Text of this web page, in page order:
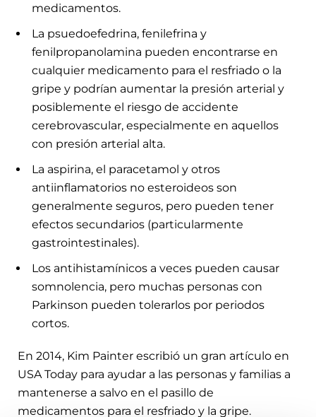
medicamentos.
La psuedoefedrina, fenilefrina y
fenilpropanolamina pueden encontrarse en
cualquier medicamento para el resfriado o la
gripe y podrían aumentar la presión arterial y
posiblemente el riesgo de accidente
cerebrovascular, especialmente en aquellos
con presión arterial alta.
La aspirina, el paracetamol y otros
antiinflamatorios no esteroideos son
generalmente seguros, pero pueden tener
efectos secundarios (particularmente
gastrointestinales).
Los antihistamínicos a veces pueden causar
somnolencia, pero muchas personas con
Parkinson pueden tolerarlos por periodos
cortos.
En 2014, Kim Painter escribió un gran artículo en
USA Today para ayudar a las personas y familias a
mantenerse a salvo en el pasillo de
medicamentos para el resfriado y la gripe.